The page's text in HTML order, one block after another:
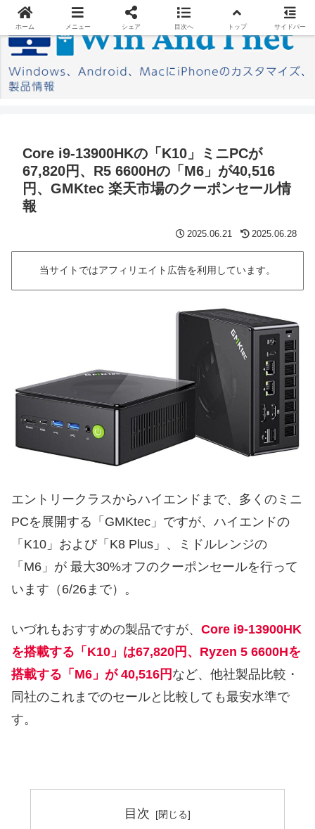
Core i9-13900HKの「K10」ミニPCが
67,820円、R5 6600Hの「M6」が40,516
円、GMKtec 楽天市場のクーポンセール情
報
2025.06.21 2025.06.28
当サイトではアフィリエイト広告を利用しています。
エントリークラスからハイエンドまで、多くのミニ
PCを展開する「GMKtec」ですが、ハイエンドの
「K10」および「K8 Plus」、ミドルレンジの
「M6」が 最大30%オフのクーポンセールを行って
います（6/26まで）。
いづれもおすすめの製品ですが、 Core i9-13900HK
を搭載する「K10」は67,820円、Ryzen 5 6600Hを
搭載する「M6」が 40,516円 など、他社製品比較・
同社のこれまでのセールと比較しても最安水準で
す。
目次
ホーム メニュー シェア 目次へ トップ サイドバー